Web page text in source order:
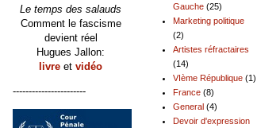
Gauche (25)
Marketing politique
(2)
Artistes réfractaires
(14)
VIème République (1)
France (8)
General (4)
Devoir d'expression
Le temps des salauds
Comment le fascisme
devient réel
Hugues Jallon:
livre et vidéo
-----------------------